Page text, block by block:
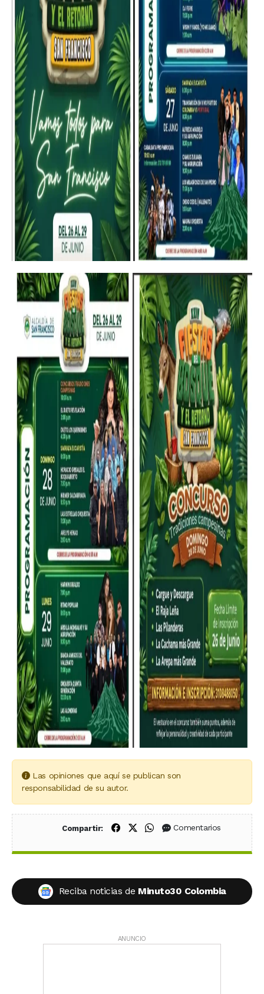
Las opiniones que aquí se publican son
responsabilidad de su autor.
Compartir: Compartir en Facebook
Compartir en X (Twitter)
Compartir en WhatsApp
Comentarios
Reciba noticias de Minuto30 Colombia
ANUNCIO